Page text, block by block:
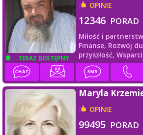
TERAZ DOSTĘPNY
OPINIE
12346 PORAD
Miłość i
Finanse, Rozwój
przyszłość,
Maryla
OPINIE
99495 PORAD